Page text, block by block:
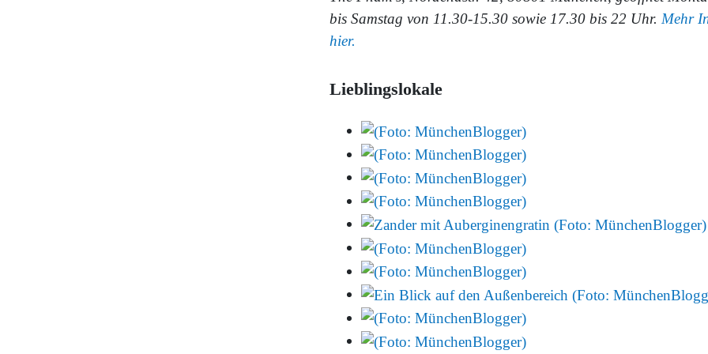
bis Samstag von 11.30-15.30 sowie 17.30 bis 22 Uhr. Mehr
hier.
Lieblingslokale